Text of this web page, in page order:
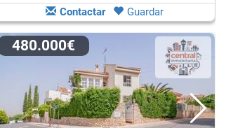
Contactar Guardar
480.000€